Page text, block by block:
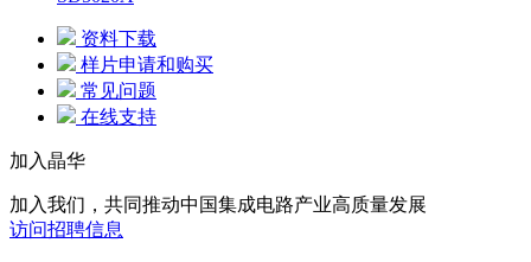
资料下载
样片申请和购买
常见问题
在线支持
加入晶华
加入我们，共同推动中国集成电路产业高质量发展
访问招聘信息